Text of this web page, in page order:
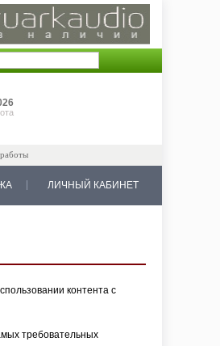
ЛИЧНЫЙ КАБИНЕТ
контента с
требовательных